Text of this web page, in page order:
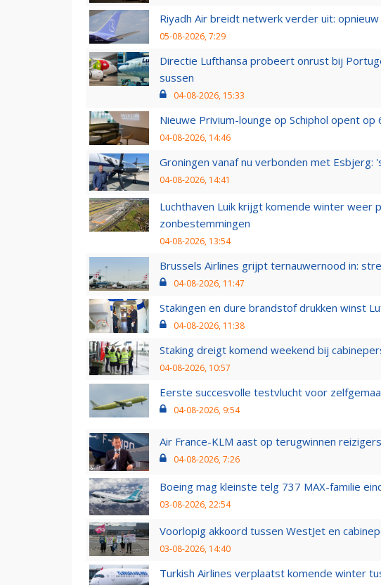
Riyadh Air breidt netwerk verder uit:
05-08-2026, 7:29
Directie Lufthansa probeert onrust bij
sussen
04-08-2026, 15:33
Nieuwe Privium-lounge op Schiphol opent op
04-08-2026, 14:46
Groningen vanaf nu verbonden met Esbjerg:
04-08-2026, 14:41
Luchthaven Luik krijgt komende winter weer
zonbestemmingen
04-08-2026, 13:54
Brussels Airlines grijpt ternauwernood in:
04-08-2026, 11:47
Stakingen en dure brandstof drukken winst
04-08-2026, 11:38
Staking dreigt komend weekend bij
04-08-2026, 10:57
Eerste succesvolle testvlucht voor
04-08-2026, 9:54
Air France-KLM aast op terugwinnen
04-08-2026, 7:26
Boeing mag kleinste telg 737 MAX-familie
03-08-2026, 22:54
Voorlopig akkoord tussen WestJet en
03-08-2026, 14:40
Turkish Airlines verplaatst komende winter